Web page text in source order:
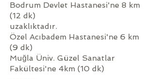
Bodrum Devlet Hastanesi'ne 8 km
(12 dk)
uzaklıktadır.
Özel Acıbadem Hastanesi'ne 6 km
(9 dk)
Muğla Üniv. Güzel Sanatlar
Fakültesi'ne 4km (10 dk)